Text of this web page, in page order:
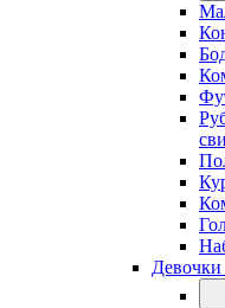
Девочки